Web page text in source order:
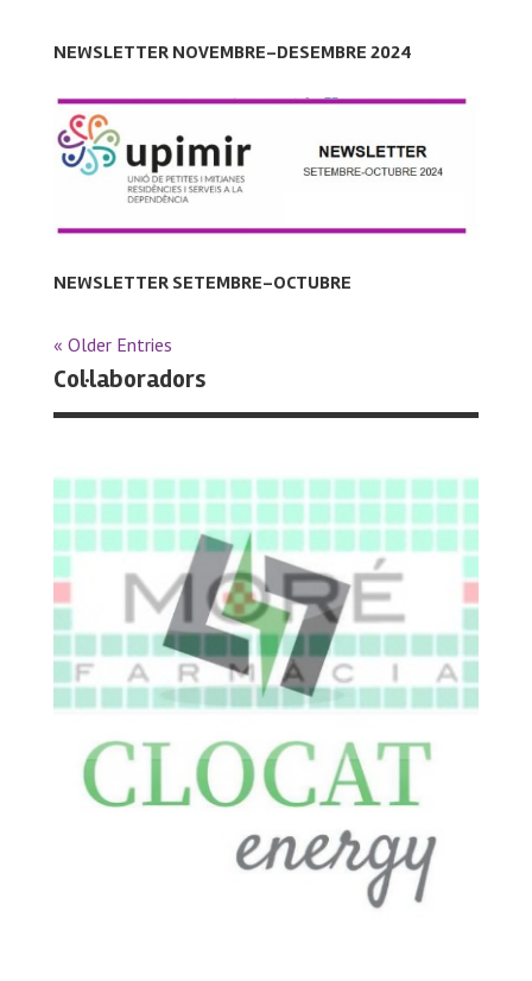
NEWSLETTER NOVEMBRE-DESEMBRE 2024
NEWSLETTER SETEMBRE-OCTUBRE
« Older Entries
Col·laboradors